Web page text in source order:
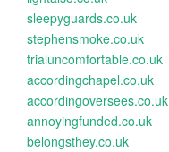
sleepyguards.co.uk
stephensmoke.co.uk
trialuncomfortable.co.uk
accordingchapel.co.uk
accordingoversees.co.uk
annoyingfunded.co.uk
belongsthey.co.uk